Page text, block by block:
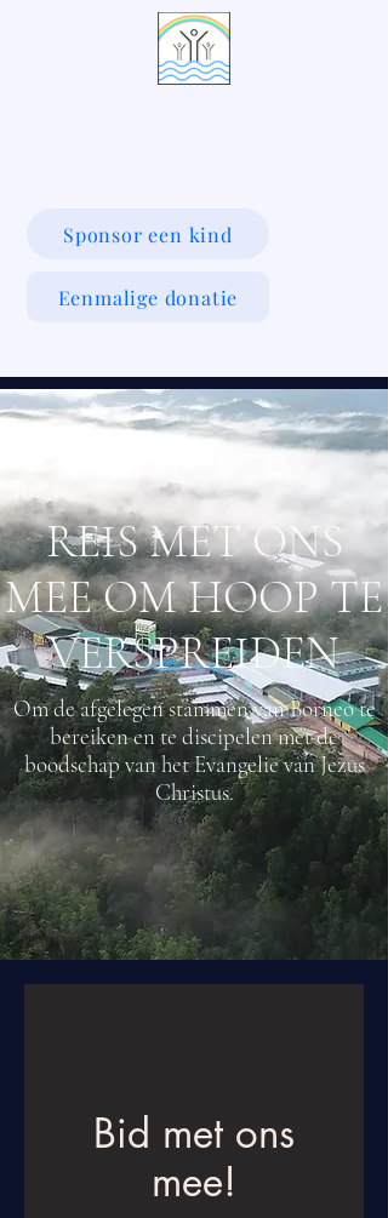
Sponsor een kind
Eenmalige donatie
REIS MET ONS
MEE OM HOOP TE
VERSPREIDEN
Om de afgelegen stammen van Borneo te
bereiken en te discipelen met de
boodschap van het Evangelie van Jezus
Christus.
Bid met ons
mee!